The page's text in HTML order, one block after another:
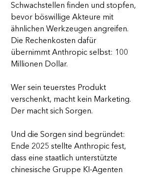
Schwachstellen finden und stopfen,
bevor böswillige Akteure mit
ähnlichen Werkzeugen angreifen.
Die Rechenkosten dafür
übernimmt Anthropic selbst: 100
Millionen Dollar.
Wer sein teuerstes Produkt
verschenkt, macht kein Marketing.
Der macht sich Sorgen.
Und die Sorgen sind begründet:
Ende 2025 stellte Anthropic fest,
dass eine staatlich unterstützte
chinesische Gruppe KI-Agenten